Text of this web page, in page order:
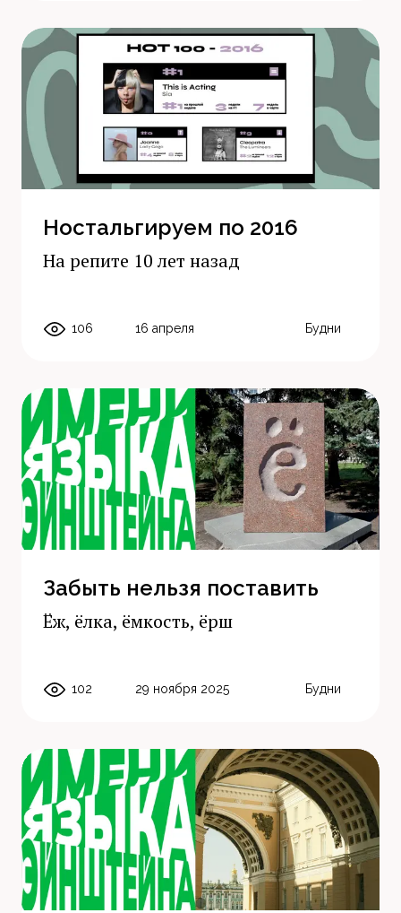
Ностальгируем по 2016
На репите 10 лет назад
106 16 апреля Будни
Забыть нельзя поставить
Ёж, ёлка, ёмкость, ёрш
102 29 ноября 2025 Будни